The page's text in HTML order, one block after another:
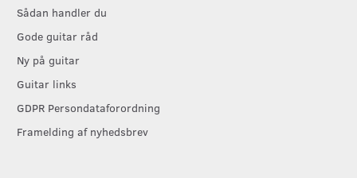
Sådan handler du
Gode guitar råd
Ny på guitar
Guitar links
GDPR Persondataforordning
Framelding af nyhedsbrev